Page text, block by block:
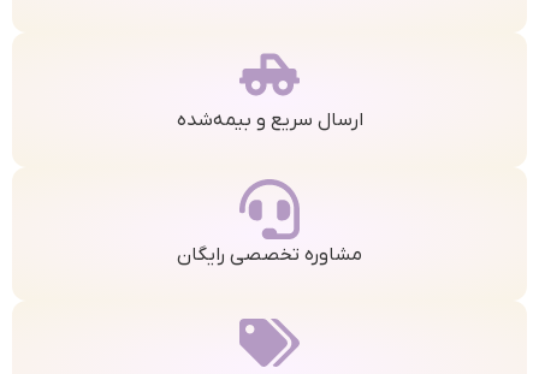
ارسال سریع و بیمه‌شده
مشاوره تخصصی رایگان